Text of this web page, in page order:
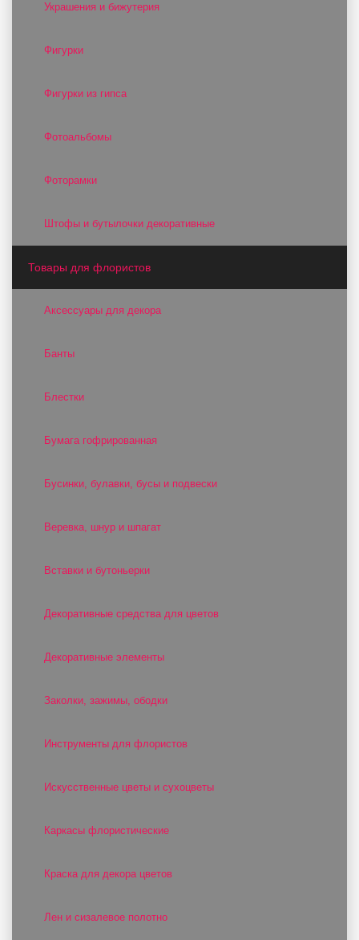
Украшения и бижутерия
Фигурки
Фигурки из гипса
Фотоальбомы
Фоторамки
Штофы и бутылочки декоративные
Товары для флористов
Аксессуары для декора
Банты
Блестки
Бумага гофрированная
Бусинки, булавки, бусы и подвески
Веревка, шнур и шпагат
Вставки и бутоньерки
Декоративные средства для цветов
Декоративные элементы
Заколки, зажимы, ободки
Инструменты для флористов
Искусственные цветы и сухоцветы
Каркасы флористические
Краска для декора цветов
Лен и сизалевое полотно